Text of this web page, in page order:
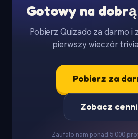
Gotowy na
Pobierz Quizado za darmo i
pierwszy wieczór
Pobierz za
Zobacz
Zaufało nam ponad 5 000